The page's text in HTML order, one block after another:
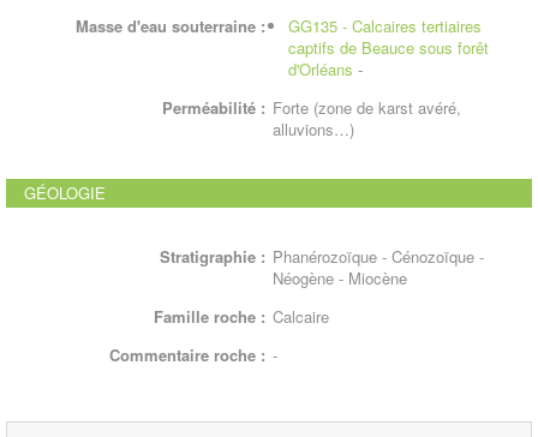
Masse d'eau souterraine :
GG135 - Calcaires tertiaires
captifs de Beauce sous forêt
d'Orléans -
Perméabilité : Forte (zone de karst avéré,
alluvions…)
GÉOLOGIE
Stratigraphie : Phanérozoïque - Cénozoïque -
Néogène - Miocène
Famille roche : Calcaire
Commentaire roche : -